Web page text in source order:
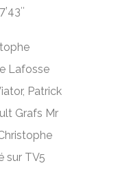
Lafosse
Patrick
Grafs Mr
sur TV5